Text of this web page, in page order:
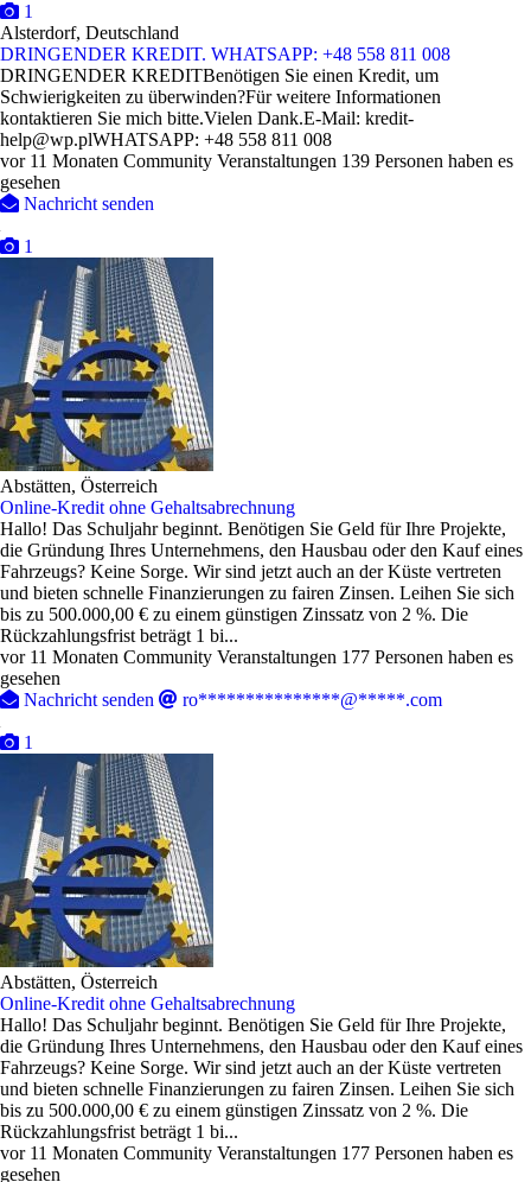
1
Alsterdorf, Deutschland
DRINGENDER KREDIT. WHATSAPP: +48 558 811 008
DRINGENDER KREDITBenötigen Sie einen Kredit, um
Schwierigkeiten zu überwinden?Für weitere Informationen
kontaktieren Sie mich bitte.Vielen Dank.E-Mail: kredit-
help@wp.plWHATSAPP: +48 558 811 008
vor 11 Monaten Community Veranstaltungen 139 Personen haben es
gesehen
Nachricht senden
1
Abstätten, Österreich
Online-Kredit ohne Gehaltsabrechnung
Hallo! Das Schuljahr beginnt. Benötigen Sie Geld für Ihre Projekte,
die Gründung Ihres Unternehmens, den Hausbau oder den Kauf eines
Fahrzeugs? Keine Sorge. Wir sind jetzt auch an der Küste vertreten
und bieten schnelle Finanzierungen zu fairen Zinsen. Leihen Sie sich
bis zu 500.000,00 € zu einem günstigen Zinssatz von 2 %. Die
Rückzahlungsfrist beträgt 1 bi...
vor 11 Monaten Community Veranstaltungen 177 Personen haben es
gesehen
Nachricht senden
ro***************@*****.com
1
Abstätten, Österreich
Online-Kredit ohne Gehaltsabrechnung
Hallo! Das Schuljahr beginnt. Benötigen Sie Geld für Ihre Projekte,
die Gründung Ihres Unternehmens, den Hausbau oder den Kauf eines
Fahrzeugs? Keine Sorge. Wir sind jetzt auch an der Küste vertreten
und bieten schnelle Finanzierungen zu fairen Zinsen. Leihen Sie sich
bis zu 500.000,00 € zu einem günstigen Zinssatz von 2 %. Die
Rückzahlungsfrist beträgt 1 bi...
vor 11 Monaten Community Veranstaltungen 177 Personen haben es
gesehen